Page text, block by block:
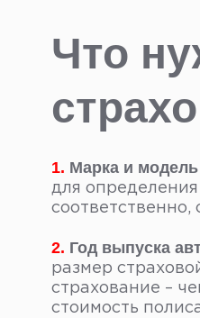
Что
1. Марка и
для
соответственно,
2. Год выпуска
размер
страхование –
стоимость